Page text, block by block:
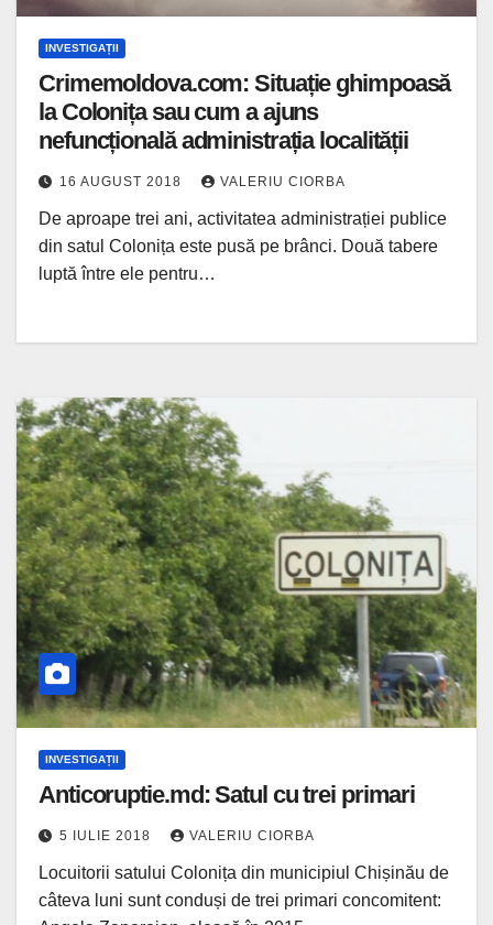
INVESTIGAȚII
Crimemoldova.com: Situație ghimpoasă
la Colonița sau cum a ajuns
nefuncțională administrația localității
16 AUGUST 2018 VALERIU CIORBA
De aproape trei ani, activitatea administrației publice
din satul Colonița este pusă pe brânci. Două tabere
luptă între ele pentru…
INVESTIGAȚII
Anticoruptie.md: Satul cu trei primari
5 IULIE 2018 VALERIU CIORBA
Locuitorii satului Colonița din municipiul Chișinău de
câteva luni sunt conduși de trei primari concomitent: